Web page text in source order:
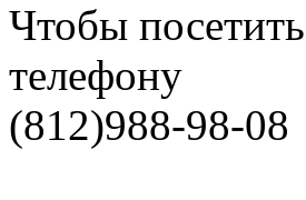
Чтобы
телефону
(812)988-98-08